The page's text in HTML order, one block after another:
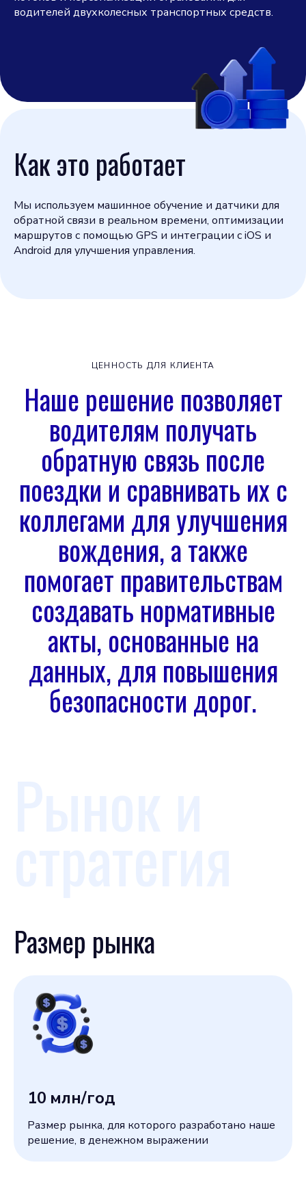
водителей двухколесных транспортных средств.
Как это работает
Мы используем машинное обучение и датчики для
обратной связи в реальном времени, оптимизации
маршрутов с помощью GPS и интеграции с iOS и
Android для улучшения управления.
ЦЕННОСТЬ ДЛЯ КЛИЕНТА
Наше решение позволяет
водителям получать
обратную связь после
поездки и сравнивать их с
коллегами для улучшения
вождения, а также
помогает правительствам
создавать нормативные
акты, основанные на
данных, для повышения
безопасности дорог.
Размер рынка
10 млн/год
Размер рынка, для которого разработано наше
решение, в денежном выражении